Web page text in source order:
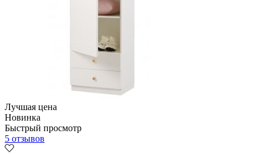
Лучшая цена
Новинка
Быстрый просмотр
5 отзывов